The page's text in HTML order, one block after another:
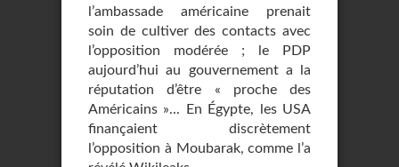
l’ambassade américaine prenait
soin de cultiver des contacts avec
l’opposition modérée ; le PDP
aujourd’hui au gouvernement a la
réputation d’être « proche des
Américains »... En Égypte, les USA
finançaient discrètement
l’opposition à Moubarak, comme l’a